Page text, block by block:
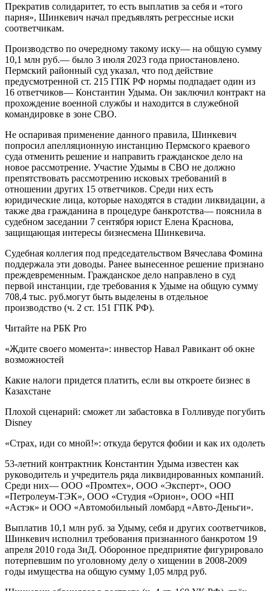
Прекратив солидаритет, то есть выплатив за себя и «того
парня», Шинкевич начал предъявлять регрессные иски
соответчикам.
Производство по очередному такому иску— на общую сумму
10,1 млн руб.— было 3 июля 2023 года приостановлено.
Пермский районный суд указал, что под действие
предусмотренной ст. 215 ГПК РФ нормы подпадает один из
16 ответчиков— Константин Удыма. Он заключил контракт на
прохождение военной службы и находится в служебной
командировке в зоне СВО.
Не оспаривая применение данного правила, Шинкевич
попросил апелляционную инстанцию Пермского краевого
суда отменить решение и направить гражданское дело на
новое рассмотрение. Участие Удымы в СВО не должно
препятствовать рассмотрению исковых требований в
отношении других 15 ответчиков. Среди них есть
юридические лица, которые находятся в стадии ликвидации, а
также два гражданина в процедуре банкротства— пояснила в
судебном заседании 7 сентября юрист Елена Краснова,
защищающая интересы бизнесмена Шинкевича.
Судебная коллегия под председательством Вячеслава Фомина
поддержала эти доводы. Ранее вынесенное решение признано
преждевременным. Гражданское дело направлено в суд
первой инстанции, где требования к Удыме на общую сумму
708,4 тыс. руб.могут быть выделены в отдельное
производство (ч. 2 ст. 151 ГПК РФ).
Читайте на РБК Pro
«Ждите своего момента»: инвестор Навал Равикант об окне
возможностей
Какие налоги придется платить, если вы откроете бизнес в
Казахстане
Плохой сценарий: сможет ли забастовка в Голливуде погубить
Disney
«Страх, иди со мной!»: откуда берутся фобии и как их одолеть
53-летний контрактник Константин Удыма известен как
руководитель и учредитель ряда ликвидированных компаний.
Среди них— ООО «Промтех», ООО «Эксперт», ООО
«Петролеум-ТЭК», ООО «Студия «Орион», ООО «НП
«Астэк» и ООО «Автомобильный ломбард «Авто-Деньги».
Выплатив 10,1 млн руб. за Удыму, себя и других соответчиков,
Шинкевич исполнил требования признанного банкротом 19
апреля 2010 года ЗиД. Оборонное предприятие фигурировало
потерпевшим по уголовному делу о хищении в 2008-2009
годы имущества на общую сумму 1,05 млрд руб.